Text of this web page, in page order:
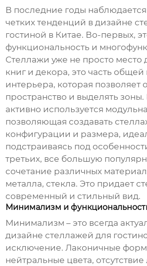
В последние годы
четких тенденций в дизайне
гостиной в Китае. Во-первых,
функциональность и
Стеллажи уже не просто место
книг и декора, это часть
интерьера, которая позволяет
пространство и выделять
активно используется
позволяющая создавать
конфигурации и размера,
подстраиваясь под
третьих, все большую
сочетание различных
металла, стекла. Это придает
современный и стильный вид.
Минимализм и
Минимализм – это всегда
дизайне стеллажей для
исключение. Лаконичные
нейтральные цвета,